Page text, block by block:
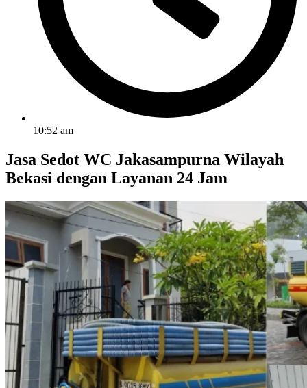
10:52 am
Jasa Sedot WC Jakasampurna Wilayah
Bekasi dengan Layanan 24 Jam